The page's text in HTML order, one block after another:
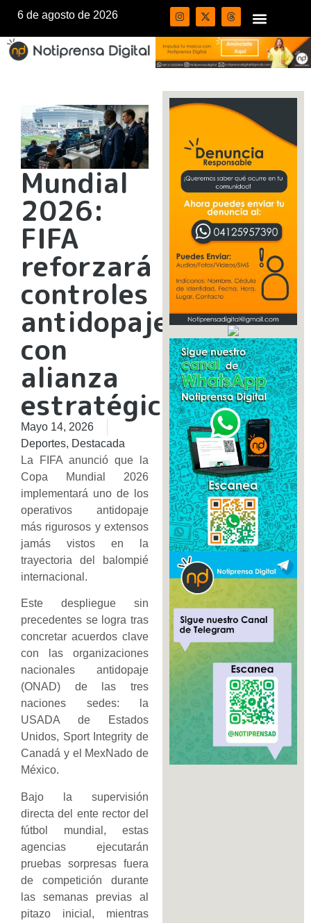
6 de agosto de 2026
Mundial
2026:
FIFA
reforzará
controles
antidopaje
con
alianza
estratégica
Mayo 14, 2026
Deportes, Destacada
La FIFA anunció que la
Copa Mundial 2026
implementará uno de los
operativos antidopaje
más rigurosos y extensos
jamás vistos en la
trayectoria del balompié
internacional.
Este despliegue sin
precedentes se logra tras
concretar acuerdos clave
con las organizaciones
nacionales antidopaje
(ONAD) de las tres
naciones sedes: la
USADA de Estados
Unidos, Sport Integrity de
Canadá y el MexNado de
México.
Bajo la supervisión
directa del ente rector del
fútbol mundial, estas
agencias ejecutarán
pruebas sorpresas fuera
de competición durante
las semanas previas al
pitazo inicial, mientras